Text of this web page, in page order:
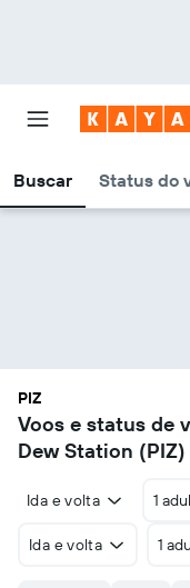
Buscar Status do
PIZ
Voos e status de
Dew Station (PIZ)
Ida e volta 1
Ida e volta 1